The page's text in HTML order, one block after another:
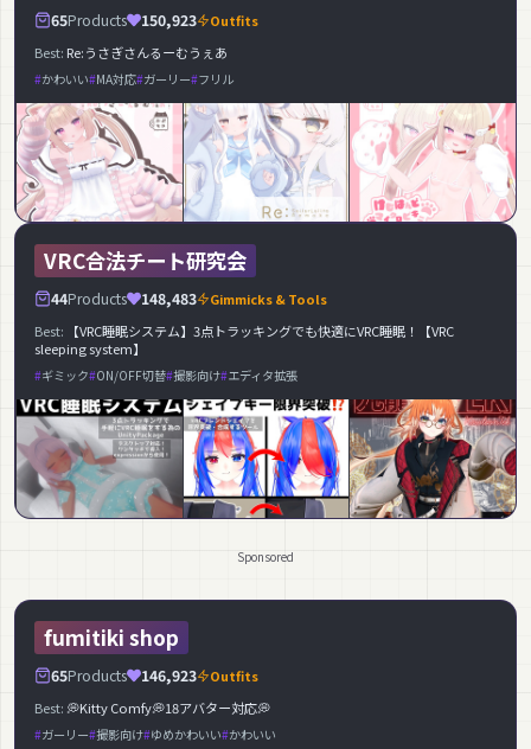
65Products 150,923
Outfits
Best: Re:うさぎさんるーむうぇあ
かわいい MA対応 ガーリー フリル
VRC合法チート研究会
44Products 148,483
Gimmicks & Tools
Best:
【VRC睡眠システム】3点トラッキングでも快適にVRC睡眠！【VRC
sleeping system】
ギミック ON/OFF切替 撮影向け エディタ拡張
Sponsored
fumitiki shop
65Products 146,923
Outfits
Best: 💭Kitty Comfy💭18アバター対応💭
ガーリー 撮影向け ゆめかわいい かわいい